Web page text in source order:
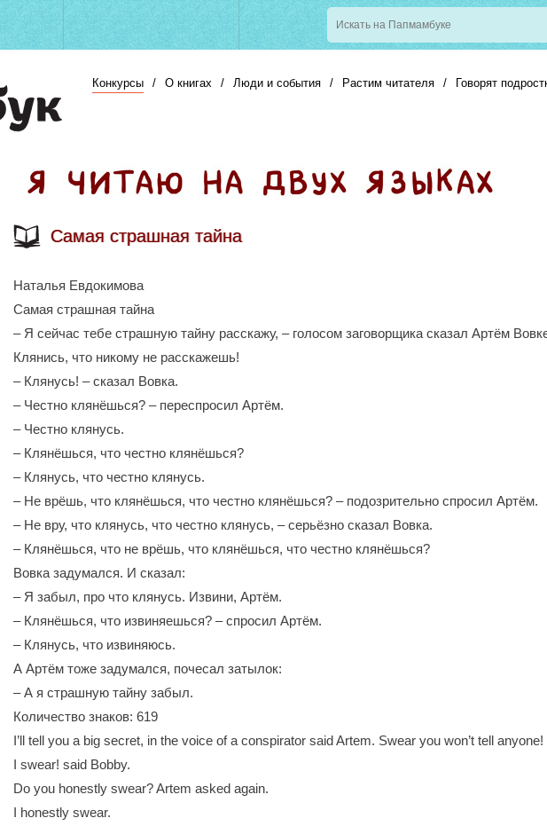
Конкурсы / О книгах / Люди и события / Растим читателя / Говорят
Самая страшная тайна
Наталья Евдокимова
Самая страшная тайна
‒ Я сейчас тебе страшную тайну расскажу, ‒ голосом заговорщика сказал Артём
Клянись, что никому не расскажешь!
‒ Клянусь! ‒ сказал Вовка.
‒ Честно клянёшься? ‒ переспросил Артём.
‒ Честно клянусь.
‒ Клянёшься, что честно клянёшься?
‒ Клянусь, что честно клянусь.
‒ Не врёшь, что клянёшься, что честно клянёшься? ‒ подозрительно спросил Артём.
‒ Не вру, что клянусь, что честно клянусь, ‒ серьёзно сказал Вовка.
‒ Клянёшься, что не врёшь, что клянёшься, что честно клянёшься?
Вовка задумался. И сказал:
‒ Я забыл, про что клянусь. Извини, Артём.
‒ Клянёшься, что извиняешься? ‒ спросил Артём.
‒ Клянусь, что извиняюсь.
А Артём тоже задумался, почесал затылок:
‒ А я страшную тайну забыл.
Количество знаков: 619
I’ll tell you a big secret, in the voice of a conspirator said Artem. Swear you won’t tell anyone!
I swear! said Bobby.
Do you honestly swear? Artem asked again.
I honestly swear.